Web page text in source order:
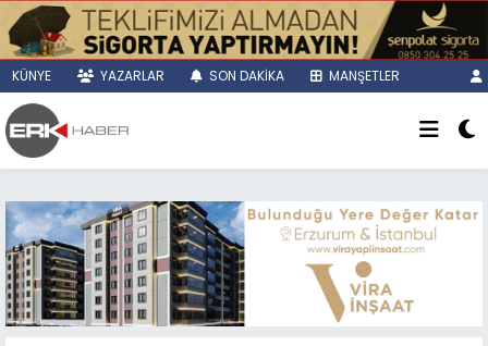
KÜNYE YAZARLAR SON DAKİKA MANŞETLER